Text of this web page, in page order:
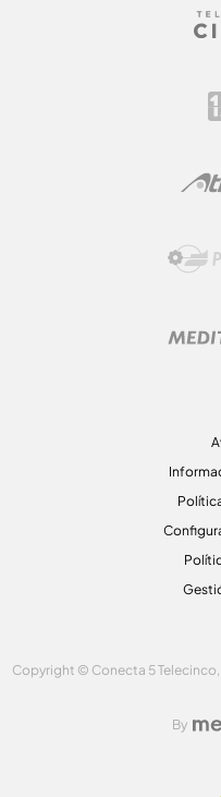
Copyright © Conecta 5
By